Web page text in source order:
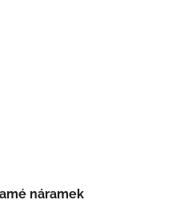
náramek